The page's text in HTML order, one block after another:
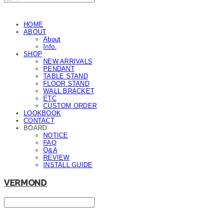
HOME
ABOUT
About
Info.
SHOP
NEW ARRIVALS
PENDANT
TABLE STAND
FLOOR STAND
WALL BRACKET
ETC
CUSTOM ORDER
LOOKBOOK
CONTACT
BOARD
NOTICE
FAQ
Q&A
REVIEW
INSTALL GUIDE
VERMOND